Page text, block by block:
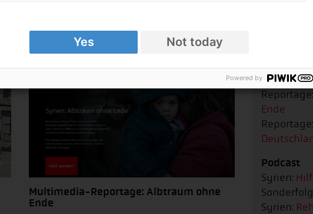
Multimedia-Reportage: Albtraum ohne
Ende
Reportage:
Ende
Reportage:
Podcast
Syrien:
Syrien:
Yes Not today
Powered by